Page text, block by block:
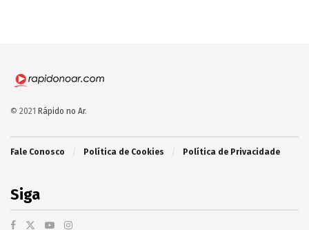
© 2021 Rápido no Ar.
Fale Conosco Política de Cookies Política de Privacidade
Siga